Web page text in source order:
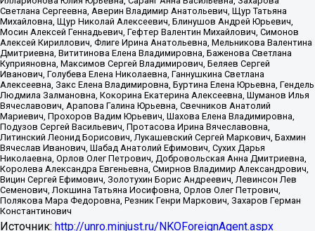
Светлана Сергеевна, Аверин Владимир Анатольевич, Щур Татьяна
Михайловна, Щур Николай Алексеевич, Блинушов Андрей Юрьевич,
Мосин Алексей Геннадьевич, Гефтер Валентин Михайлович, Симонов
Алексей Кириллович, Флиге Ирина Анатольевна, Мельникова Валентина
Дмитриевна, Вититинова Елена Владимировна, Баженова Светлана
Куприяновна, Максимов Сергей Владимирович, Беляев Сергей
Иванович, Голубева Елена Николаевна, Ганнушкина Светлана
Алексеевна, Закс Елена Владимировна, Буртина Елена Юрьевна, Гендель
Людмила Залмановна, Кокорина Екатерина Алексеевна, Шуманов Илья
Вячеславович, Арапова Галина Юрьевна, Свечников Анатолий
Мариевич, Прохоров Вадим Юрьевич, Шахова Елена Владимировна,
Подузов Сергей Васильевич, Протасова Ирина Вячеславовна,
Литинский Леонид Борисович, Лукашевский Сергей Маркович, Бахмин
Вячеслав Иванович, Шабад Анатолий Ефимович, Сухих Дарья
Николаевна, Орлов Олег Петрович, Добровольская Анна Дмитриевна,
Королева Александра Евгеньевна, Смирнов Владимир Александрович,
Вицин Сергей Ефимович, Золотухин Борис Андреевич, Левинсон Лев
Семенович, Локшина Татьяна Иосифовна, Орлов Олег Петрович,
Полякова Мара Федоровна, Резник Генри Маркович, Захаров Герман
Константинович
Источник: http://unro.minjust.ru/NKOForeignAgent.aspx